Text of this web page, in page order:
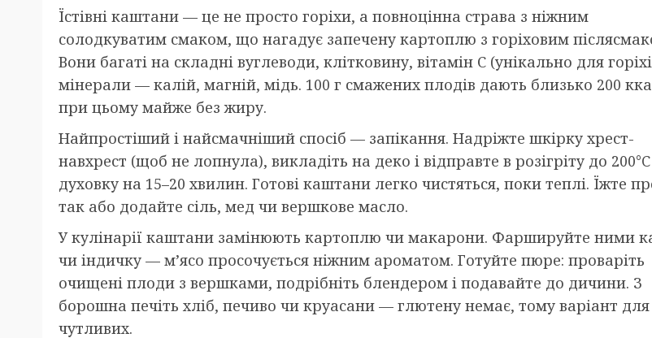
Їстівні каштани — це не просто горіхи, а повноцінна страва з ніжним
солодкуватим смаком, що нагадує запечену картоплю з горіховим
Вони багаті на складні вуглеводи, клітковину, вітамін С (унікально для
мінерали — калій, магній, мідь. 100 г смажених плодів дають близько 200
при цьому майже без жиру.
Найпростіший і найсмачніший спосіб — запікання. Надріжте шкірку хрест-
навхрест (щоб не лопнула), викладіть на деко і відправте в розігріту до 200°C
духовку на 15–20 хвилин. Готові каштани легко чистяться, поки теплі. Їжте
так або додайте сіль, мед чи вершкове масло.
У кулінарії каштани замінюють картоплю чи макарони. Фаршируйте ними
чи індичку — м’ясо просочується ніжним ароматом. Готуйте пюре: проваріть
очищені плоди з вершками, подрібніть блендером і подавайте до дичини. З
борошна печіть хліб, печиво чи круасани — глютену немає, тому варіант для
чутливих.